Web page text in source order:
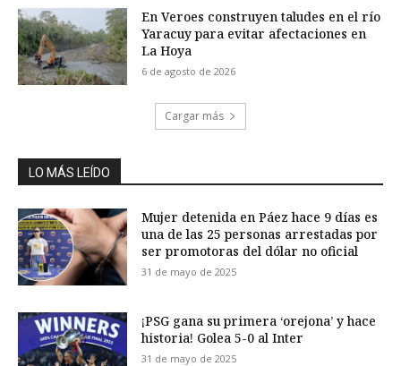
En Veroes construyen taludes en el río
Yaracuy para evitar afectaciones en
La Hoya
6 de agosto de 2026
Cargar más
LO MÁS LEÍDO
Mujer detenida en Páez hace 9 días es
una de las 25 personas arrestadas por
ser promotoras del dólar no oficial
31 de mayo de 2025
¡PSG gana su primera ‘orejona’ y hace
historia! Golea 5-0 al Inter
31 de mayo de 2025